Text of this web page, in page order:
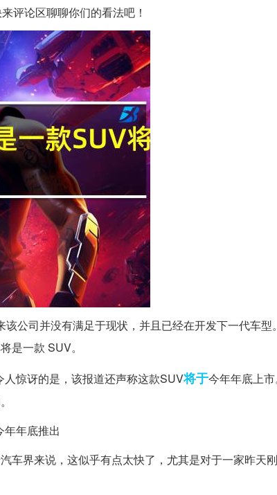
评论区聊聊你们的看法吧！
公司并没有满足于现状，并且已经在开发下一代车
是一款 SUV。
惊讶的是，该报道还声称这款SUV将于今年年底上
年底推出
车界来说，这似乎有点太快了，尤其是对于一家昨天